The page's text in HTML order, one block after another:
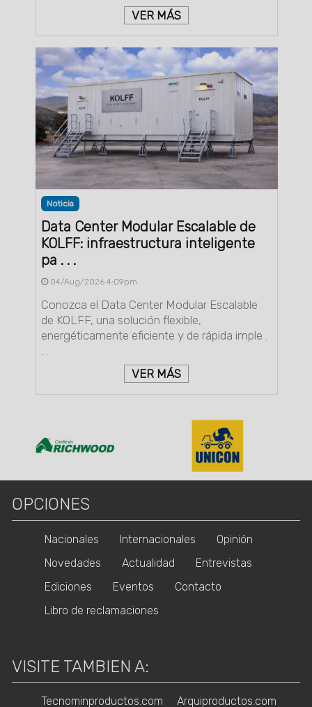
VER MÁS
Noticia
Data Center Modular Escalable de
KOLFF: infraestructura inteligente
pa . . .
04/Aug/2026 4:09pm
Conozca el Data Center Modular Escalable
de KOLFF, una solución flexible,
energéticamente eficiente y de rápida imple .
. .
VER MÁS
OPCIONES
Nacionales Internacionales
Opinión
Novedades
Actualidad
Entrevistas
Ediciones
Eventos
Contacto
Libro de reclamaciones
VISITE TAMBIEN A:
Tecnominproductos.com Arquiproductos.com